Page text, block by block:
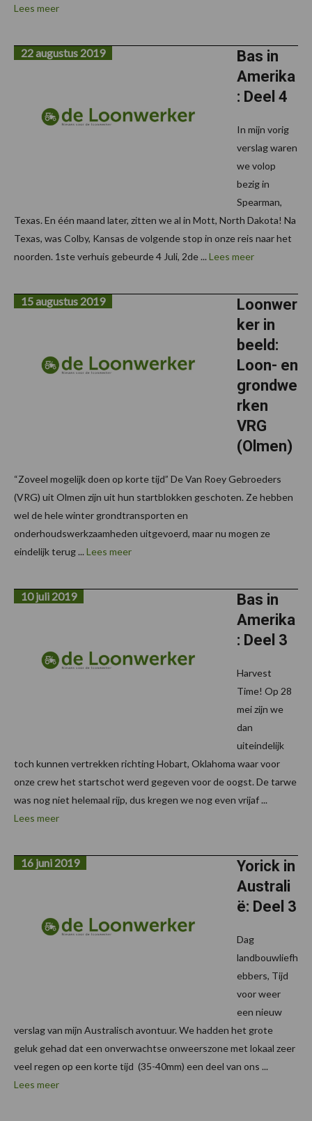
Lees meer
Bas in
Amerika
: Deel 4
22 augustus 2019
In mijn vorig
verslag waren
we volop
bezig in
Spearman,
Texas. En één maand later, zitten we al in Mott, North Dakota! Na
Texas, was Colby, Kansas de volgende stop in onze reis naar het
noorden. 1ste verhuis gebeurde 4 Juli, 2de ... Lees meer
Loonwer
ker in
beeld:
Loon- en
grondwe
rken
VRG
(Olmen)
15 augustus 2019
“Zoveel mogelijk doen op korte tijd” De Van Roey Gebroeders
(VRG) uit Olmen zijn uit hun startblokken geschoten. Ze hebben
wel de hele winter grondtransporten en
onderhoudswerkzaamheden uitgevoerd, maar nu mogen ze
eindelijk terug ... Lees meer
Bas in
Amerika
: Deel 3
10 juli 2019
Harvest
Time! Op 28
mei zijn we
dan
uiteindelijk
toch kunnen vertrekken richting Hobart, Oklahoma waar voor
onze crew het startschot werd gegeven voor de oogst. De tarwe
was nog niet helemaal rijp, dus kregen we nog even vrijaf ...
Lees meer
Yorick in
Australi
ë: Deel 3
16 juni 2019
Dag
landbouwliefh
ebbers, Tijd
voor weer
een nieuw
verslag van mijn Australisch avontuur. We hadden het grote
geluk gehad dat een onverwachtse onweerszone met lokaal zeer
veel regen op een korte tijd (35-40mm) een deel van ons ...
Lees meer